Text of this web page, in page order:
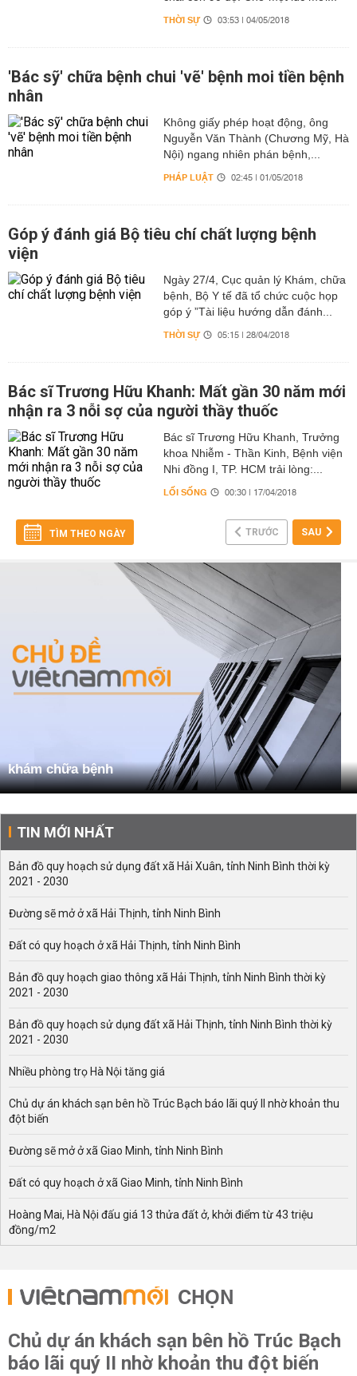
THỜI SỰ 03:53 | 04/05/2018
'Bác sỹ' chữa bệnh chui 'vẽ' bệnh moi tiền bệnh
nhân
Không giấy phép hoạt động, ông
Nguyễn Văn Thành (Chương Mỹ, Hà
Nội) ngang nhiên phán bệnh,...
PHÁP LUẬT 02:45 | 01/05/2018
Góp ý đánh giá Bộ tiêu chí chất lượng bệnh
viện
Ngày 27/4, Cục quản lý Khám, chữa
bệnh, Bộ Y tế đã tổ chức cuộc họp
góp ý ”Tài liệu hướng dẫn đánh...
THỜI SỰ 05:15 | 28/04/2018
Bác sĩ Trương Hữu Khanh: Mất gần 30 năm mới
nhận ra 3 nỗi sợ của người thầy thuốc
Bác sĩ Trương Hữu Khanh, Trưởng
khoa Nhiễm - Thần Kinh, Bệnh viện
Nhi đồng I, TP. HCM trải lòng:...
LỐI SỐNG 00:30 | 17/04/2018
TÌM THEO NGÀY TRƯỚC SAU
khám chữa bệnh
TIN MỚI NHẤT
Bản đồ quy hoạch sử dụng đất xã Hải Xuân, tỉnh Ninh Bình thời kỳ
2021 - 2030
Đường sẽ mở ở xã Hải Thịnh, tỉnh Ninh Bình
Đất có quy hoạch ở xã Hải Thịnh, tỉnh Ninh Bình
Bản đồ quy hoạch giao thông xã Hải Thịnh, tỉnh Ninh Bình thời kỳ
2021 - 2030
Bản đồ quy hoạch sử dụng đất xã Hải Thịnh, tỉnh Ninh Bình thời kỳ
2021 - 2030
Nhiều phòng trọ Hà Nội tăng giá
Chủ dự án khách sạn bên hồ Trúc Bạch báo lãi quý II nhờ khoản thu
đột biến
Đường sẽ mở ở xã Giao Minh, tỉnh Ninh Bình
Đất có quy hoạch ở xã Giao Minh, tỉnh Ninh Bình
Hoàng Mai, Hà Nội đấu giá 13 thửa đất ở, khởi điểm từ 43 triệu
đồng/m2
CHỌN
Chủ dự án khách sạn bên hồ Trúc Bạch
báo lãi quý II nhờ khoản thu đột biến